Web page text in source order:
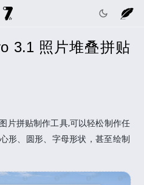
于我 记录线
3.1 照片堆叠拼贴
片拼贴制作工具,可以轻松制作任
形、圆形、字母形状，甚至绘制